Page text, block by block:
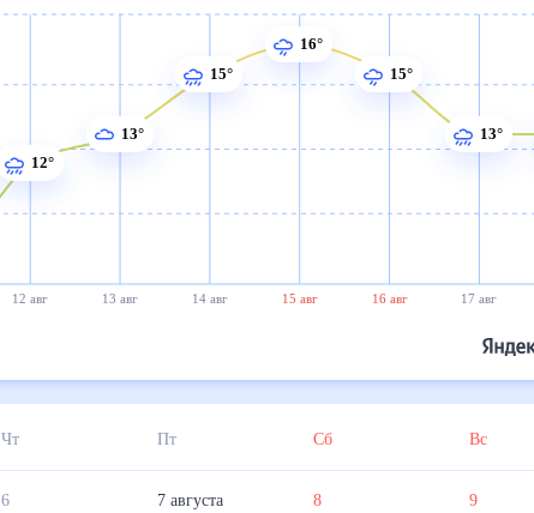
12 авг 13 авг 14 авг 15 авг 16 авг 17 авг
12°
13°
15°
16°
15°
13°
Чт Пт Сб Вс
6 7 августа 8 9